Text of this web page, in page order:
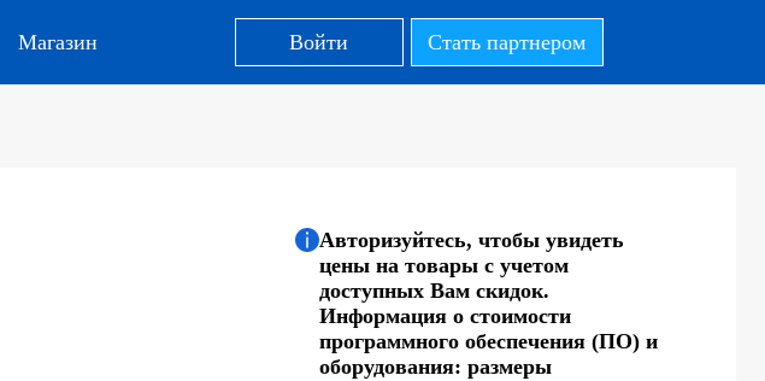
Магазин Войти Стать партнером
Авторизуйтесь, чтобы увидеть
цены на товары с учетом
доступных Вам скидок.
Информация о стоимости
программного обеспечения (ПО) и
оборудования: размеры